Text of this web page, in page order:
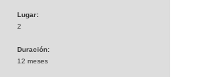
Lugar:
2
Duración:
12 meses